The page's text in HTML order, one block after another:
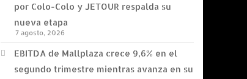
por Colo-Colo y JETOUR respalda su
nueva etapa
7 agosto, 2026
EBITDA de Mallplaza crece 9,6% en el
segundo trimestre mientras avanza en su